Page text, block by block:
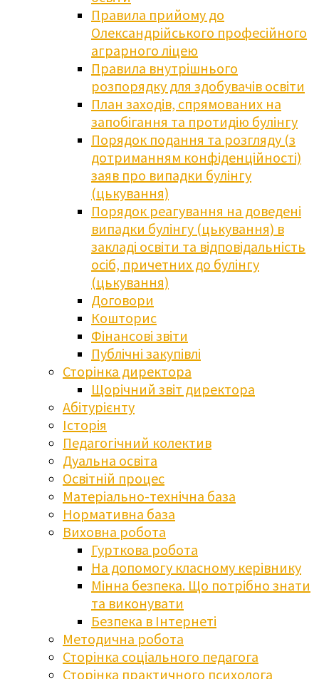
Правила прийому до
Олександрійського професійного
аграрного ліцею
Правила внутрішнього
розпорядку для здобувачів освіти
План заходів, спрямованих на
запобігання та протидію булінгу
Порядок подання та розгляду (з
дотриманням конфіденційності)
заяв про випадки булінгу
(цькування)
Порядок реагування на доведені
випадки булінгу (цькування) в
закладі освіти та відповідальність
осіб, причетних до булінгу
(цькування)
Договори
Кошторис
Фінансові звіти
Публічні закупівлі
Сторінка директора
Щорічний звіт директора
Абітурієнту
Історія
Педагогічний колектив
Дуальна освіта
Освітній процес
Матеріально-технічна база
Нормативна база
Виховна робота
Гурткова робота
На допомогу класному керівнику
Мінна безпека. Що потрібно знати
та виконувати
Безпека в Інтернеті
Методична робота
Сторінка соціального педагога
Сторінка практичного психолога